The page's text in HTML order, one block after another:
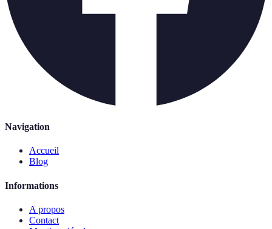
Navigation
Accueil
Blog
Informations
A propos
Contact